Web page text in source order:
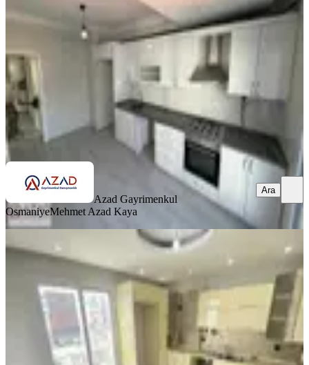
Merkez, Eyüp Sultan Mahallesi
3+1
·5. Kat·03.07.2026
3.550.000 ₺
Azad Gayrimenkul OsmaniyeMehmet Azad Kaya
Ara
Azad Gayrimenkul
OsmaniyeMehmet Azad Kaya
Ara
Azad-esenevler Mah. Salı Pazarı
Civarı Satılık Dubleks Daire
Merkez, Esenevler Mahallesi
4+1
·
3.700.000 ₺